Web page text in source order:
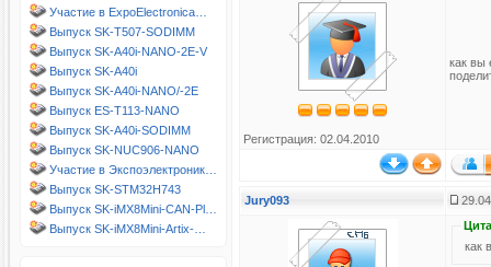
Участие в ExpoElectronica…
Выпуск SK-T507-SODIMM
Выпуск SK-A40i-NANO-2E-V
Выпуск SK-A40i
Выпуск SK-A40i-NANO/-2E
Выпуск ES-T113-NANO
Выпуск SK-A40i-SODIMM
Выпуск SK-NUC906-NANO
Участие в Экспоэлектроник…
Выпуск SK-STM32H743
Выпуск SK-iMX8Mini-CAN-Pl…
Выпуск SK-iMX8Mini-Artix-…
Регистрация: 02.04.2010
как вы
Jury093
как